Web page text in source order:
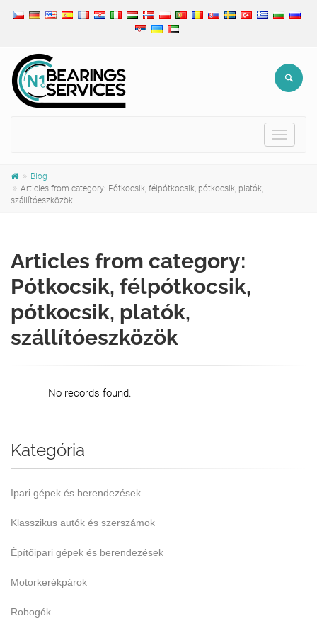
Toggle
Blog
Articles from category: Pótkocsik, félpótkocsik, pótkocsik, platók,
szállítóeszközök
Articles from category:
Pótkocsik, félpótkocsik,
pótkocsik, platók,
szállítóeszközök
No records found.
Kategória
Ipari gépek és berendezések
Klasszikus autók és szerszámok
Építőipari gépek és berendezések
Motorkerékpárok
Robogók